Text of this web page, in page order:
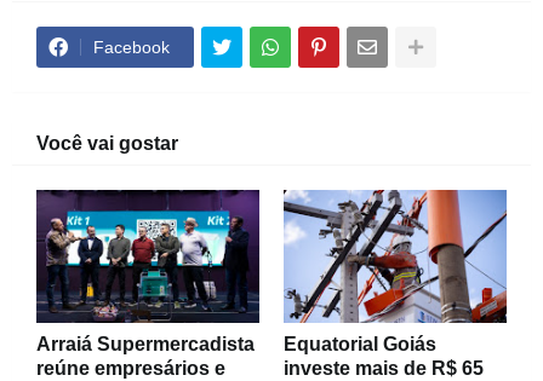
Facebook
Você vai gostar
Arraiá Supermercadista
reúne empresários e
Equatorial Goiás
investe mais de R$ 65